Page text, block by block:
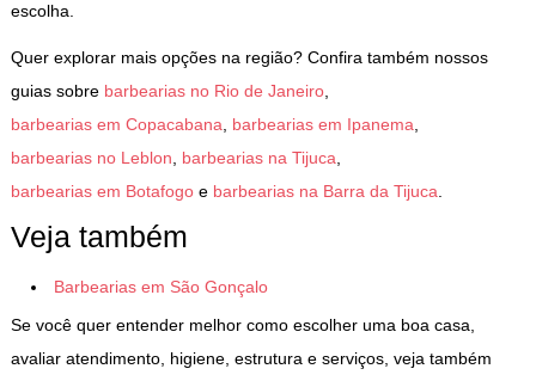
escolha.
Quer explorar mais opções na região? Confira também nossos
guias sobre barbearias no Rio de Janeiro,
barbearias em Copacabana
barbearias em Ipanema
barbearias no Leblon
barbearias na Tijuca
barbearias em Botafogoe barbearias na Barra da Tijuca
Veja também
Barbearias em São Gonçalo
Se você quer entender melhor como escolher uma boa casa,
avaliar atendimento, higiene, estrutura e serviços, veja também